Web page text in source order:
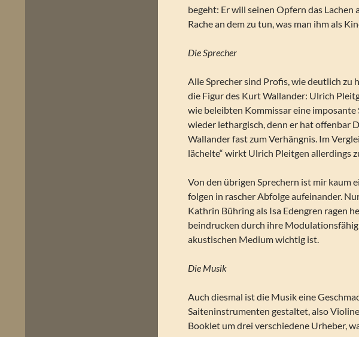
begeht: Er will seinen Opfern das
Rache an dem zu tun, was man ihm als
Die Sprecher
Alle Sprecher sind Profis, wie deutlich
die Figur des Kurt Wallander: Ulrich
wie beleibten Kommissar eine
wieder lethargisch, denn er hat offenbar
Wallander fast zum Verhängnis. Im
lächelte“ wirkt Ulrich Pleitgen allerdings
Von den übrigen Sprechern ist mir kaum
folgen in rascher Abfolge aufeinander.
Kathrin Bühring als Isa Edengren ragen
beindrucken durch ihre
akustischen Medium wichtig ist.
Die Musik
Auch diesmal ist die Musik eine
Saiteninstrumenten gestaltet, also
Booklet um drei verschiedene Urheber,